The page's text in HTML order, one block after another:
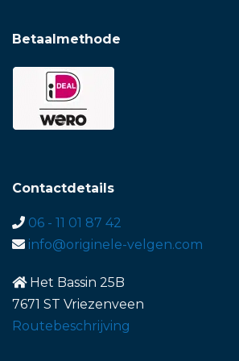
Betaalmethode
Contactdetails
06 - 11 01 87 42
info@originele-velgen.com
Het Bassin 25B
7671 ST Vriezenveen
Routebeschrijving